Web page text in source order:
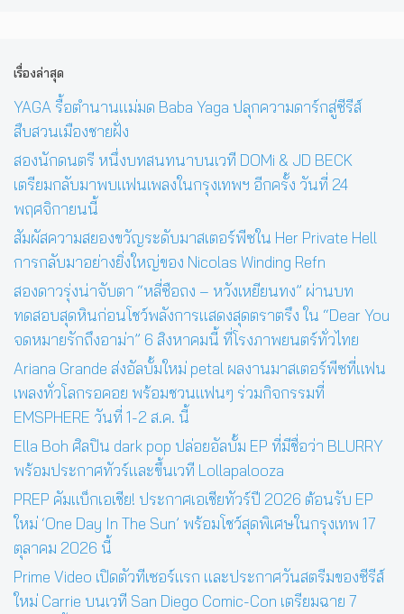
เรื่องล่าสุด
YAGA รื้อตำนานแม่มด Baba Yaga ปลุกความดาร์กสู่ซีรีส์
สืบสวนเมืองชายฝั่ง
สองนักดนตรี หนึ่งบทสนทนาบนเวที DOMi & JD BECK
เตรียมกลับมาพบแฟนเพลงในกรุงเทพฯ อีกครั้ง วันที่ 24
พฤศจิกายนนี้
สัมผัสความสยองขวัญระดับมาสเตอร์พีซใน Her Private Hell
การกลับมาอย่างยิ่งใหญ่ของ Nicolas Winding Refn
สองดาวรุ่งน่าจับตา “หลี่ซือถง – หวังเหยียนทง” ผ่านบท
ทดสอบสุดหินก่อนโชว์พลังการแสดงสุดตราตรึง ใน “Dear You
จดหมายรักถึงอาม่า” 6 สิงหาคมนี้ ที่โรงภาพยนตร์ทั่วไทย
Ariana Grande ส่งอัลบั้มใหม่ petal ผลงานมาสเตอร์พีซที่แฟน
เพลงทั่วโลกรอคอย พร้อมชวนแฟนๆ ร่วมกิจกรรมที่
EMSPHERE วันที่ 1-2 ส.ค. นี้
Ella Boh ศิลปิน dark pop ปล่อยอัลบั้ม EP ที่มีชื่อว่า BLURRY
พร้อมประกาศทัวร์และขึ้นเวที Lollapalooza
PREP คัมแบ็กเอเชีย! ประกาศเอเชียทัวร์ปี 2026 ต้อนรับ EP
ใหม่ ‘One Day In The Sun’ พร้อมโชว์สุดพิเศษในกรุงเทพ 17
ตุลาคม 2026 นี้
Prime Video เปิดตัวทีเซอร์แรก และประกาศวันสตรีมของซีรีส์
ใหม่ Carrie บนเวที San Diego Comic-Con เตรียมฉาย 7